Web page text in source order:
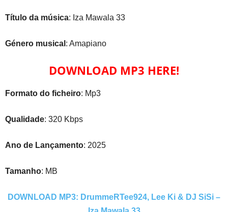
Título da música: Iza Mawala 33
Género musical : Amapiano
DOWNLOAD MP3 HERE!
Formato do ficheiro: Mp3
Qualidade: 320 Kbps
Ano de Lançamento: 2025
Tamanho: MB
DOWNLOAD MP3: DrummeRTee924, Lee Ki & DJ SiSi –